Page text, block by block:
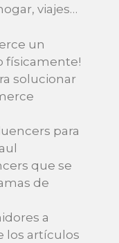
viajes…
un
físicamente!
solucionar
para
que se
de
a
los artículos